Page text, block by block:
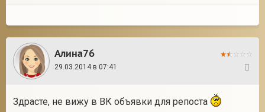
Алина76
29.03.2014 в 07:41
Здрасте, не вижу в ВК объявки для репоста